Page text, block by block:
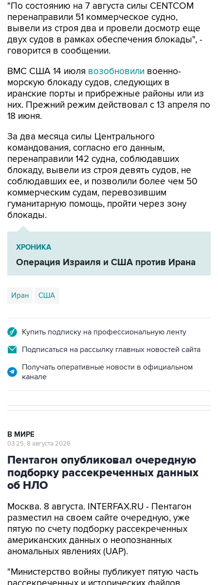
"По состоянию на 7 августа силы CENTCOM
перенаправили 51 коммерческое судно,
вывели из строя два и провели досмотр еще
двух судов в рамках обеспечения блокады", -
говорится в сообщении.
ВМС США 14 июля возобновили военно-
морскую блокаду судов, следующих в
иранские порты и прибрежные районы или из
них. Прежний режим действовал с 13 апреля по
18 июня.
За два месяца силы Центрального
командования, согласно его данным,
перенаправили 142 судна, соблюдавших
блокаду, вывели из строя девять судов, не
соблюдавших ее, и позволили более чем 50
коммерческим судам, перевозившим
гуманитарную помощь, пройти через зону
блокады.
ХРОНИКА
Операция Израиля и США против Ирана
Иран США
Купить подписку на профессиональную ленту
Подписаться на рассылку главных новостей сайта
Получать оперативные новости в официальном
канале
В МИРЕ
03:25, 8 августа 2026
Пентагон опубликовал очередную
подборку рассекреченных данных
об НЛО
Москва. 8 августа. INTERFAX.RU - Пентагон
разместил на своем сайте очередную, уже
пятую по счету подборку рассекреченных
американских данных о неопознанных
аномальных явлениях (UAP).
"Министерство войны публикует пятую часть